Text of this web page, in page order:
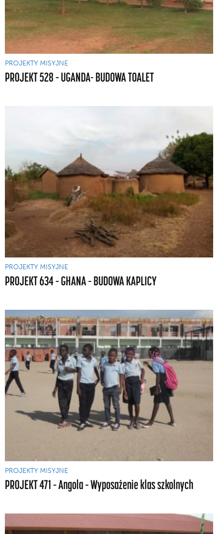
PROJEKTY MISYJNE
PROJEKT 528 – UGANDA- BUDOWA TOALET
PROJEKTY MISYJNE
PROJEKT 634 – GHANA – BUDOWA KAPLICY
PROJEKTY MISYJNE
PROJEKT 471 – Angola – Wyposażenie klas szkolnych